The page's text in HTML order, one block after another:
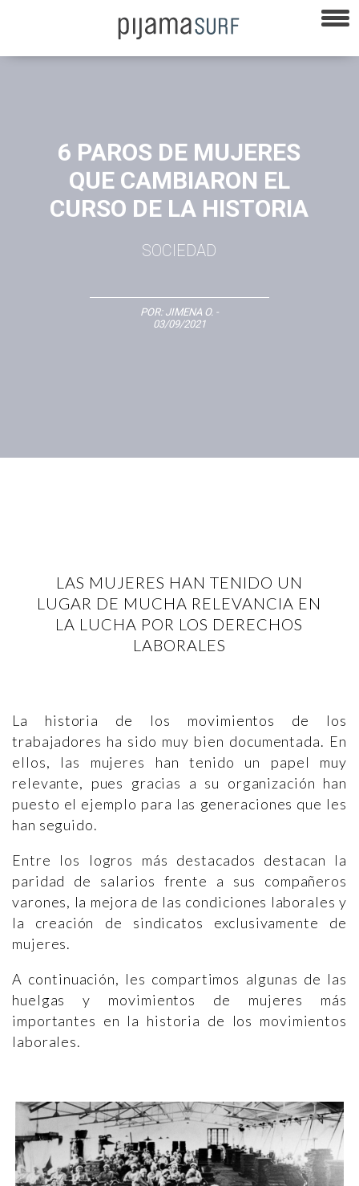
6 PAROS DE MUJERES
QUE CAMBIARON EL
CURSO DE LA HISTORIA
SOCIEDAD
POR: JIMENA O. -
03/09/2021
LAS MUJERES HAN TENIDO UN
LUGAR DE MUCHA RELEVANCIA EN
LA LUCHA POR LOS DERECHOS
LABORALES
La historia de los movimientos de los
trabajadores ha sido muy bien documentada. En
ellos, las mujeres han tenido un papel muy
relevante, pues gracias a su organización han
puesto el ejemplo para las generaciones que les
han seguido.
Entre los logros más destacados destacan la
paridad de salarios frente a sus compañeros
varones, la mejora de las condiciones laborales y
la creación de sindicatos exclusivamente de
mujeres.
A continuación, les compartimos algunas de las
huelgas y movimientos de mujeres más
importantes en la historia de los movimientos
laborales.